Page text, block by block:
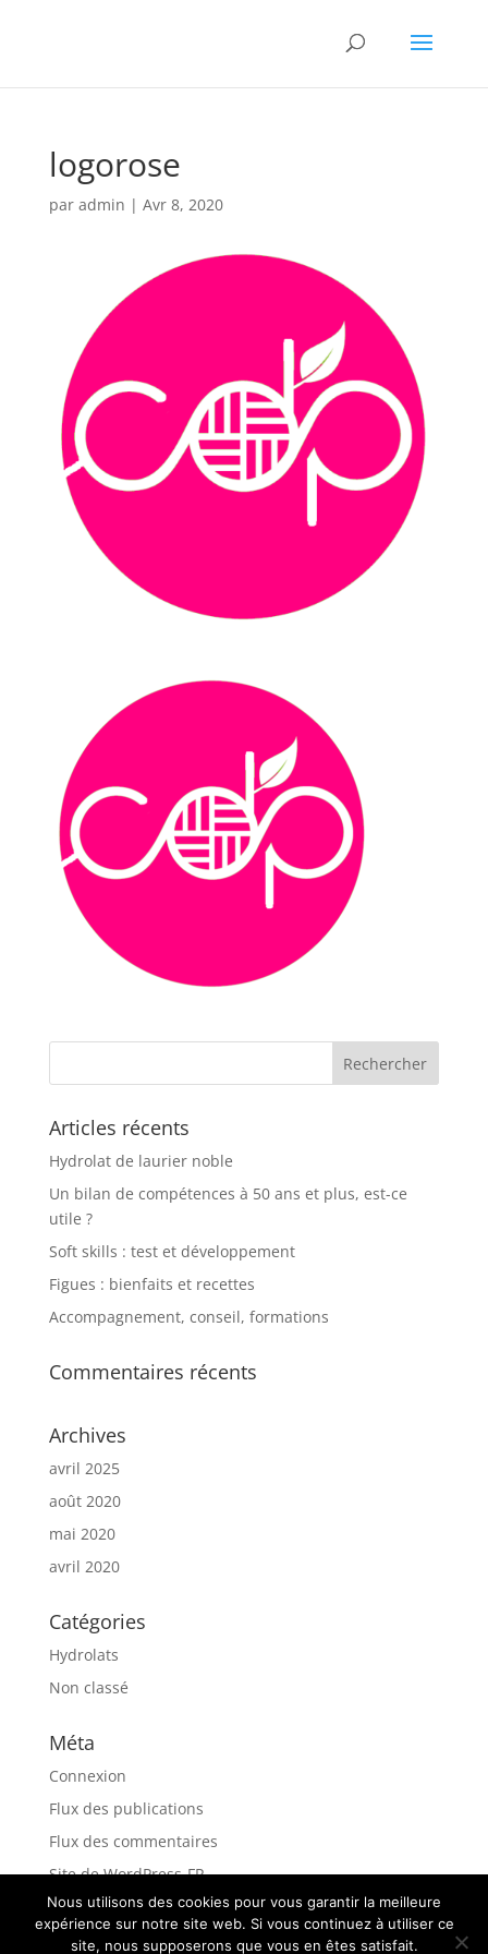
logorose
par admin | Avr 8, 2020
Articles récents
Hydrolat de laurier noble
Un bilan de compétences à 50 ans et plus, est-ce
utile ?
Soft skills : test et développement
Figues : bienfaits et recettes
Accompagnement, conseil, formations
Commentaires récents
Archives
avril 2025
août 2020
mai 2020
avril 2020
Catégories
Hydrolats
Non classé
Méta
Connexion
Flux des publications
Flux des commentaires
Site de WordPress-FR
Nous utilisons des cookies pour vous garantir la meilleure
expérience sur notre site web. Si vous continuez à utiliser ce
site, nous supposerons que vous en êtes satisfait.